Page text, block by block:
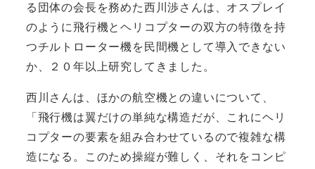
る団体の会長を務めた西川渉さんは、オスプレイ
のように飛行機とヘリコプターの双方の特徴を持
つチルトローター機を民間機として導入できない
か、２０年以上研究してきました。
西川さんは、ほかの航空機との違いについて、
「飛行機は翼だけの単純な構造だが、これにヘリ
コプターの要素を組み合わせているので複雑な構
造になる。このため操縦が難しく、それをコンピ